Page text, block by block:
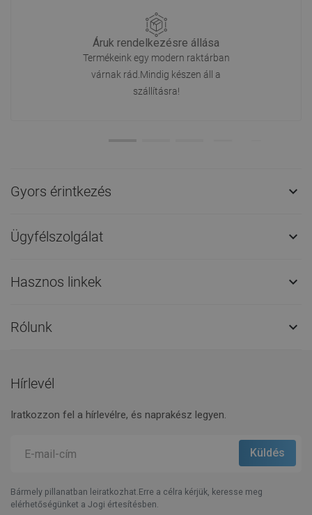
Áruk rendelkezésre állása
Termékeink egy modern raktárban
várnak rád.Mindig készen áll a
szállításra!
Gyors érintkezés 
Ügyfélszolgálat 
Hasznos linkek 
Rólunk 
Hírlevél
Iratkozzon fel a hírlevélre, és naprakész legyen.
Bármely pillanatban leiratkozhat.Erre a célra kérjük, keresse meg
elérhetőségünket a Jogi értesítésben.